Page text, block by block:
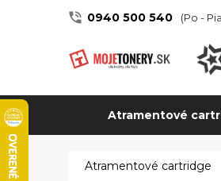
0940 500 540 (Po -
Atramentové
Atramentové cartridge